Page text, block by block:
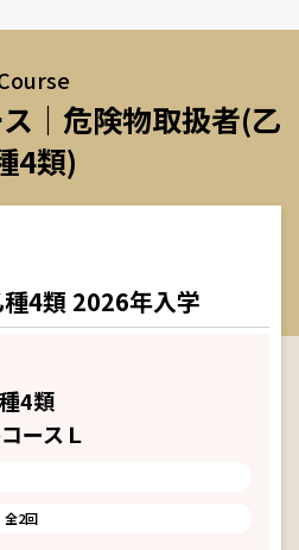
｜危険物取扱者(乙
4類)
4類 2026年入学
4類
ースＬ
全2回